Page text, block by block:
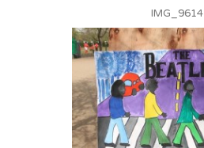
IMG_9614